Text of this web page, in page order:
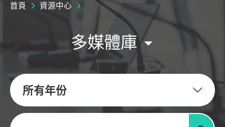
首頁 資源中心
多媒體庫
所有年份
關鍵字